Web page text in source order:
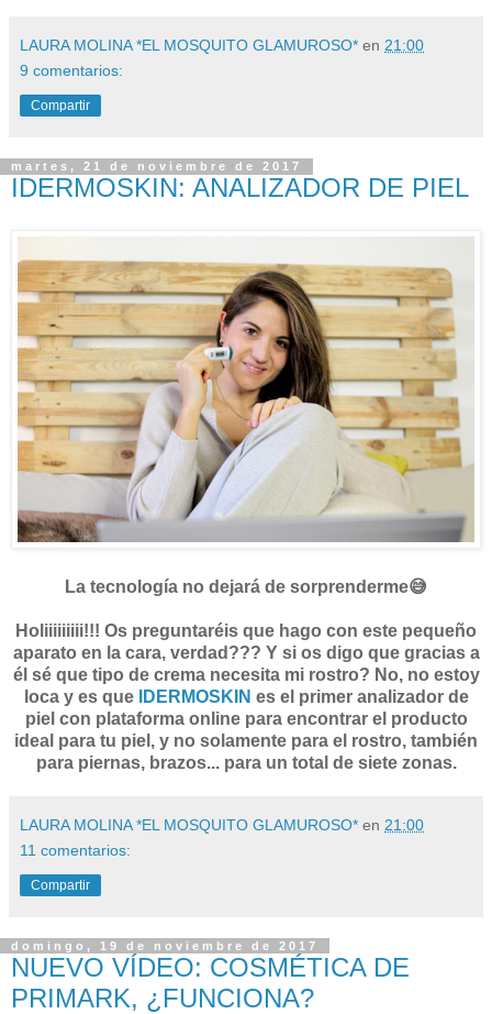
LAURA MOLINA *EL MOSQUITO GLAMUROSO* en 21:00
9 comentarios:
Compartir
martes, 21 de noviembre de 2017
IDERMOSKIN: ANALIZADOR DE PIEL
La tecnología no dejará de sorprenderme😅
Holiiiiiiiii!!! Os preguntaréis que hago con este pequeño
aparato en la cara, verdad??? Y si os digo que gracias a
él sé que tipo de crema necesita mi rostro? No, no estoy
loca y es que
IDERMOSKIN es el primer analizador de
piel con plataforma online para encontrar el producto
ideal para tu piel, y no solamente para el rostro, también
para piernas, brazos... para un total de siete zonas.
LAURA MOLINA *EL MOSQUITO GLAMUROSO* en 21:00
11 comentarios:
Compartir
domingo, 19 de noviembre de 2017
NUEVO VÍDEO: COSMÉTICA DE
PRIMARK, ¿FUNCIONA?